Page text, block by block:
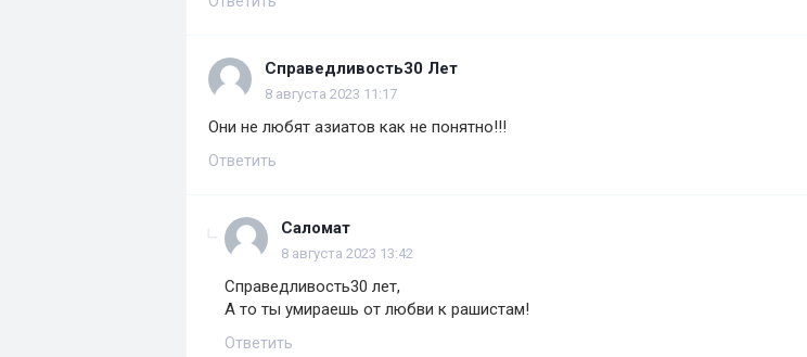
Справедливость30 Лет
8 августа 2023 11:17
Они не любят азиатов как не понятно!!!
Ответить
Саломат
8 августа 2023 13:42
Справедливость30 лет,
А то ты умираешь от любви к рaшистам!
Ответить